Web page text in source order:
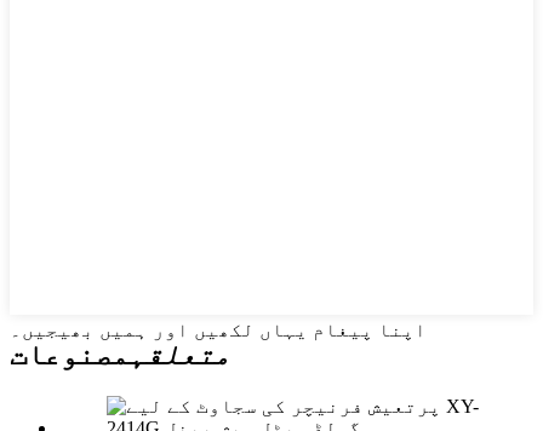
اپنا پیغام یہاں لکھیں اور ہمیں بھیجیں۔
متعلقہمصنوعات